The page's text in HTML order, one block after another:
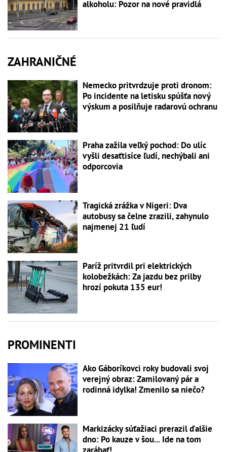
alkoholu: Pozor na nové pravidlá
ZAHRANIČNÉ
Nemecko pritvrdzuje proti dronom:
Po incidente na letisku spúšťa nový
výskum a posilňuje radarovú ochranu
Praha zažila veľký pochod: Do ulíc
vyšli desaťtisíce ľudí, nechýbali ani
odporcovia
Tragická zrážka v Nigeri: Dva
autobusy sa čelne zrazili, zahynulo
najmenej 21 ľudí
Paríž pritvrdil pri elektrických
kolobežkách: Za jazdu bez prilby
hrozí pokuta 135 eur!
PROMINENTI
Ako Gáboríkovci roky budovali svoj
verejný obraz: Zamilovaný pár a
rodinná idylka! Zmenilo sa niečo?
Markizácky súťažiaci prerazil ďalšie
dno: Po kauze v šou... Ide na tom